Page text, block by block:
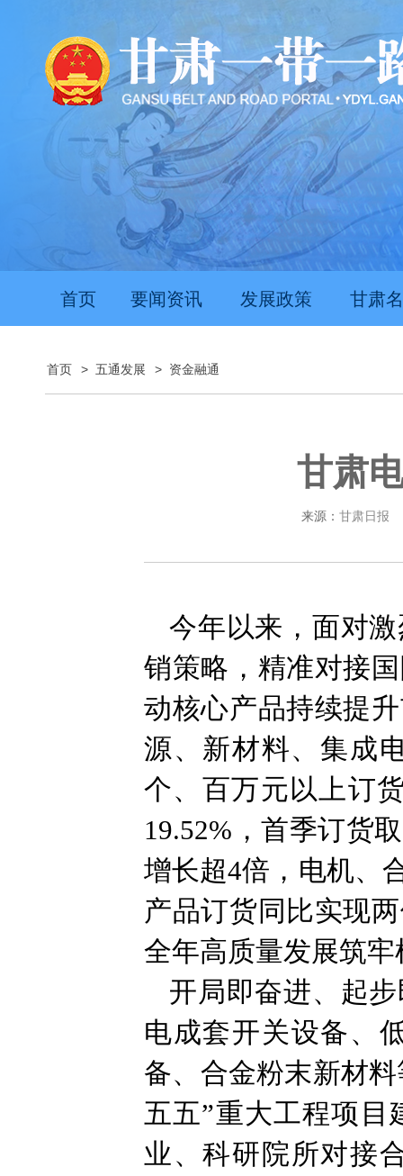
首页 要闻资讯 发展政策 甘肃
首页 > 五通发展 > 资金融通
甘肃
来源： 甘肃日报
今年以来，面对
销策略，精准对接
动核心产品持续提
源、新材料、集成
个、百万元以上订
19.52%，首季订货
增长超4倍，电机、
产品订货同比实现
全年高质量发展筑
开局即奋进、起
电成套开关设备、
备、合金粉末新材
五五”重大工程项目
业、科研院所对接